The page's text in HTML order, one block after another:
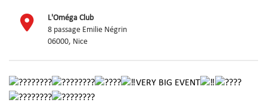
L'Oméga Club
8 passage Emilie Négrin
06000, Nice
VERY BIG EVENT